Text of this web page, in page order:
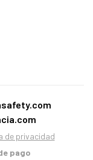
de privacidad
pago